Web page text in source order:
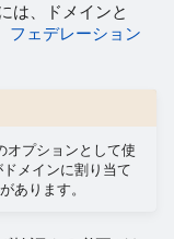
は、ドメインと
フェデレーション
オプションとして使
メインに割り当て
あります。